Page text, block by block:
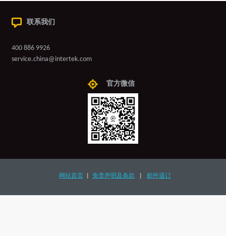
联系我们
400 886 9926
service.china@intertek.com
官方微信
网站首页 免责声明及条款 邮件退订